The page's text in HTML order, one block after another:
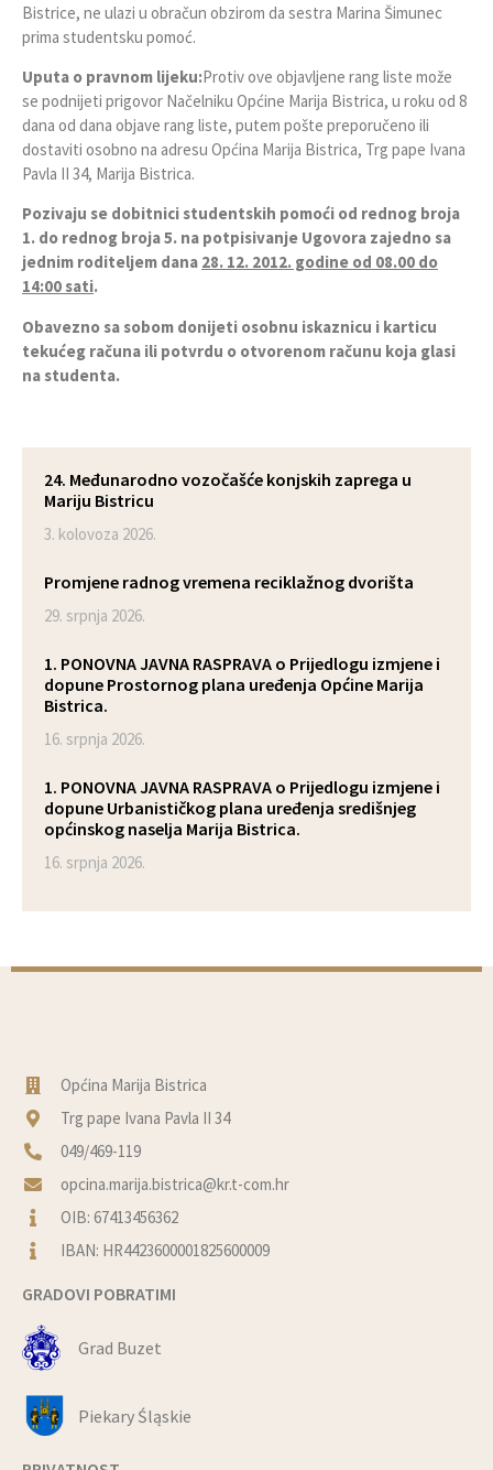
Bistrice, ne ulazi u obračun obzirom da sestra Marina Šimunec
prima studentsku pomoć.
Uputa o pravnom lijeku:Protiv ove objavljene rang liste može
se podnijeti prigovor Načelniku Općine Marija Bistrica, u roku od 8
dana od dana objave rang liste, putem pošte preporučeno ili
dostaviti osobno na adresu Općina Marija Bistrica, Trg pape Ivana
Pavla II 34, Marija Bistrica.
Pozivaju se dobitnici studentskih pomoći od rednog broja
1. do rednog broja 5. na potpisivanje Ugovora zajedno sa
jednim roditeljem dana 28. 12. 2012. godine od 08.00 do
14:00 sati.
Obavezno sa sobom donijeti osobnu iskaznicu i karticu
tekućeg računa ili potvrdu o otvorenom računu koja glasi
na studenta.
24. Međunarodno vozočašće konjskih zaprega u
Mariju Bistricu
3. kolovoza 2026.
Promjene radnog vremena reciklažnog dvorišta
29. srpnja 2026.
1. PONOVNA JAVNA RASPRAVA o Prijedlogu izmjene i
dopune Prostornog plana uređenja Općine Marija
Bistrica.
16. srpnja 2026.
1. PONOVNA JAVNA RASPRAVA o Prijedlogu izmjene i
dopune Urbanističkog plana uređenja središnjeg
općinskog naselja Marija Bistrica.
16. srpnja 2026.
Općina Marija Bistrica
Trg pape Ivana Pavla II 34
049/469-119
opcina.marija.bistrica@kr.t-com.hr
OIB: 67413456362
IBAN: HR4423600001825600009
GRADOVI POBRATIMI
Grad Buzet
Piekary Śląskie